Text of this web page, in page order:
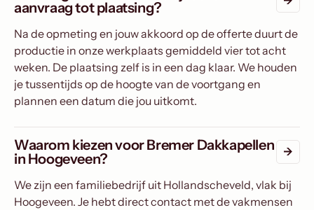
aanvraag tot plaatsing?
Na de opmeting en jouw akkoord op de offerte duurt de
productie in onze werkplaats gemiddeld vier tot acht
weken. De plaatsing zelf is in een dag klaar. We houden
je tussentijds op de hoogte van de voortgang en
plannen een datum die jou uitkomt.
Waarom kiezen voor Bremer Dakkapellen
in Hoogeveen?
We zijn een familiebedrijf uit Hollandscheveld, vlak bij
Hoogeveen. Je hebt direct contact met de vakmensen